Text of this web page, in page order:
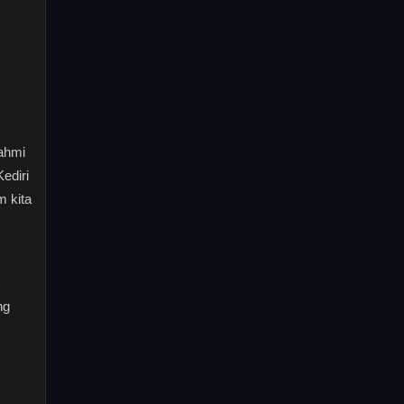
kita